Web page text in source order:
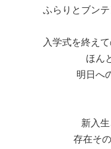
ふらりとブン
入学式を終え
ほん
明日へ
新入
存在そ